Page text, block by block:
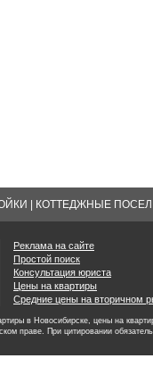
КОТТЕДЖНЫЕ
Реклама на сайте
Простой поиск
Консультация юриста
Цены на квартиры
Средние цены на вторичном
в Новосибирске, цены на
праве. При цитировании